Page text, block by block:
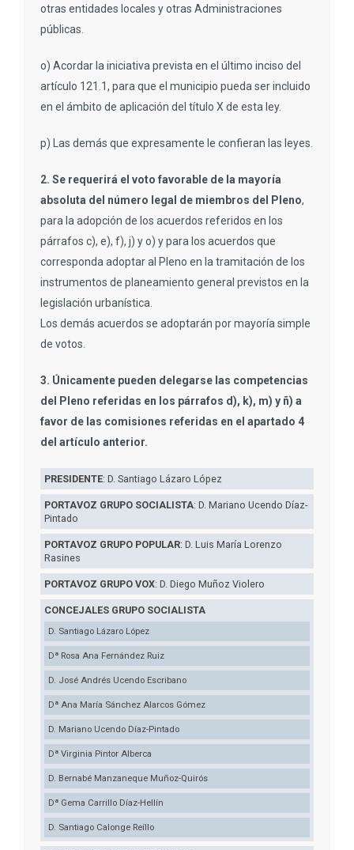
otras entidades locales y otras Administraciones
públicas.
o) Acordar la iniciativa prevista en el último inciso del
artículo 121.1, para que el municipio pueda ser incluido
en el ámbito de aplicación del título X de esta ley.
p) Las demás que expresamente le confieran las leyes.
2. Se requerirá el voto favorable de la mayoría
absoluta del número legal de miembros del Pleno,
para la adopción de los acuerdos referidos en los
párrafos c), e), f), j) y o) y para los acuerdos que
corresponda adoptar al Pleno en la tramitación de los
instrumentos de planeamiento general previstos en la
legislación urbanística.
Los demás acuerdos se adoptarán por mayoría simple
de votos.
3. Únicamente pueden delegarse las competencias
del Pleno referidas en los párrafos d), k), m) y ñ) a
favor de las comisiones referidas en el apartado 4
del artículo anterior.
PRESIDENTE: D. Santiago Lázaro López
PORTAVOZ GRUPO SOCIALISTA: D. Mariano Ucendo Díaz-
Pintado
PORTAVOZ GRUPO POPULAR: D. Luis María Lorenzo
Rasines
PORTAVOZ GRUPO VOX: D. Diego Muñoz Violero
CONCEJALES GRUPO SOCIALISTA
D. Santiago Lázaro López
Dª Rosa Ana Fernández Ruiz
D. José Andrés Ucendo Escribano
Dª Ana María Sánchez Alarcos Gómez
D. Mariano Ucendo Díaz-Pintado
Dª Virginia Pintor Alberca
D. Bernabé Manzaneque Muñoz-Quirós
Dª Gema Carrillo Díaz-Hellín
D. Santiago Calonge Reíllo